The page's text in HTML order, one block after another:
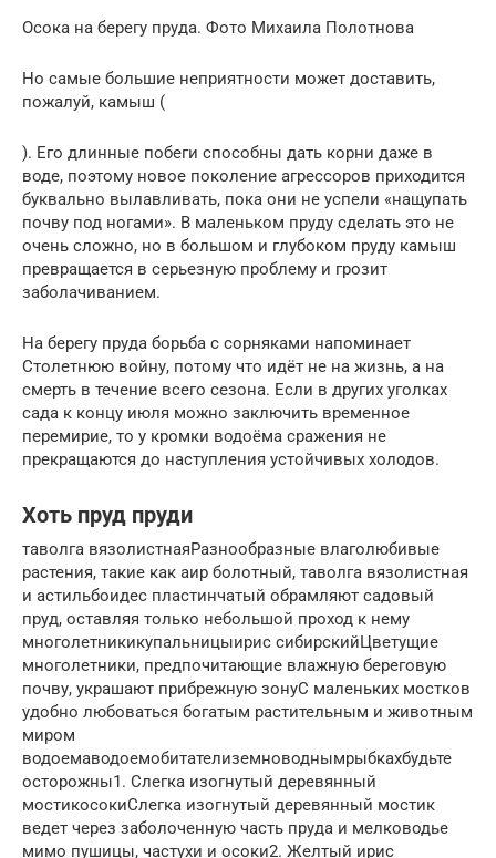
Осока на берегу пруда. Фото Михаила Полотнова
Но самые большие неприятности может доставить,
пожалуй, камыш (
). Его длинные побеги способны дать корни даже в
воде, поэтому новое поколение агрессоров приходится
буквально вылавливать, пока они не успели «нащупать
почву под ногами». В маленьком пруду сделать это не
очень сложно, но в большом и глубоком пруду камыш
превращается в серьезную проблему и грозит
заболачиванием.
На берегу пруда борьба с сорняками напоминает
Столетнюю войну, потому что идёт не на жизнь, а на
смерть в течение всего сезона. Если в других уголках
сада к концу июля можно заключить временное
перемирие, то у кромки водоёма сражения не
прекращаются до наступления устойчивых холодов.
Хоть пруд пруди
таволга вязолистнаяРазнообразные влаголюбивые
растения, такие как аир болотный, таволга вязолистная
и астильбоидес пластинчатый обрамляют садовый
пруд, оставляя только небольшой проход к нему
многолетникикупальницыирис сибирскийЦветущие
многолетники, предпочитающие влажную береговую
почву, украшают прибрежную зонуС маленьких мостков
удобно любоваться богатым растительным и животным
миром
водоемаводоемобитателиземноводнымрыбкахбудьте
осторожны1. Слегка изогнутый деревянный
мостикосокиСлегка изогнутый деревянный мостик
ведет через заболоченную часть пруда и мелководье
мимо пушицы, частухи и осоки2. Желтый ирис